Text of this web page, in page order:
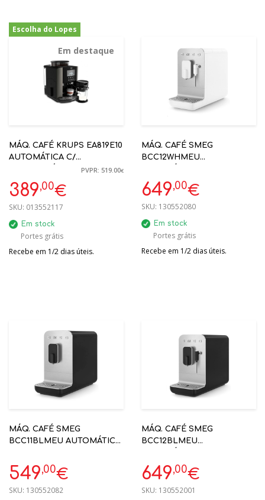
Escolha do Lopes
Em destaque
-25%
MÁQ. CAFÉ KRUPS EA819E10
AUTOMÁTICA C/
RESERVATÓRIO LEITEPVPR: 519.00€
389,00€
SKU: 013552117
Em stock
Portes grátis
Recebe em 1/2 dias úteis.
MÁQ. CAFÉ SMEG
BCC12WHMEU
MATE ANNI50
649,00€
SKU: 130552080
Em stock
Portes grátis
Recebe em 1/2 dias úteis.
MÁQ. CAFÉ SMEG
BCC11BLMEU AUTOMÁTICA
549,00€
SKU: 130552082
MÁQ. CAFÉ SMEG
BCC12BLMEU
PRETA
649,00€
SKU: 130552001